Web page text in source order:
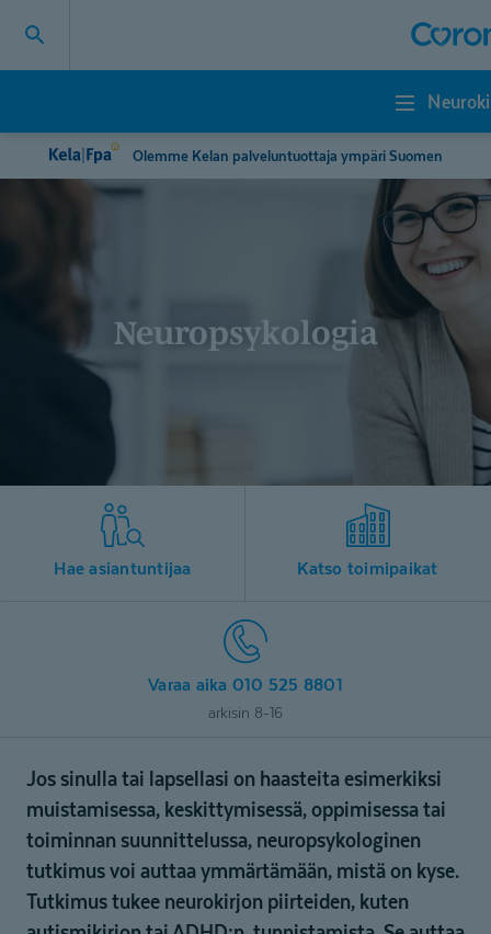
palvelut
Olemme Kelan palveluntuottaja ympäri Suomen
Neuropsykologia
Hae asiantuntijaa Katso toimipaikat
Varaa aika 010 525 8801
arkisin 8-16
Jos sinulla tai lapsellasi on haasteita esimerkiksi
muistamisessa, keskittymisessä, oppimisessa tai
toiminnan suunnittelussa, neuropsykologinen
tutkimus voi auttaa ymmärtämään, mistä on kyse.
Tutkimus tukee neurokirjon piirteiden, kuten